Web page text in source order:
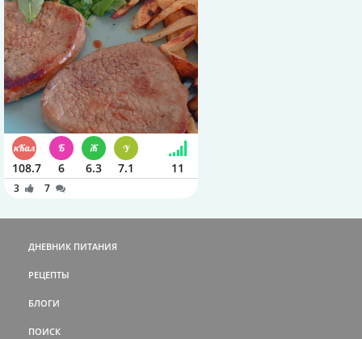
108.7 6 6.3 7.1 11
3 7
ДНЕВНИК ПИТАНИЯ
РЕЦЕПТЫ
БЛОГИ
ПОИСК